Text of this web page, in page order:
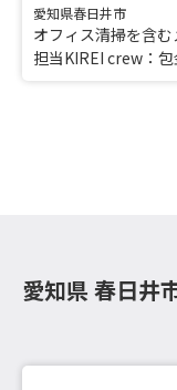
愛知県春日井市
オフィス清掃を含
担当KIREI crew
愛知県 春日井